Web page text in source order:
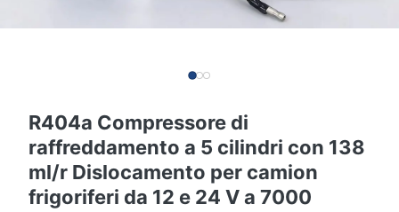
R404a Compressore di
raffreddamento a 5 cilindri con 138
ml/r Dislocamento per camion
frigoriferi da 12 e 24 V a 7000